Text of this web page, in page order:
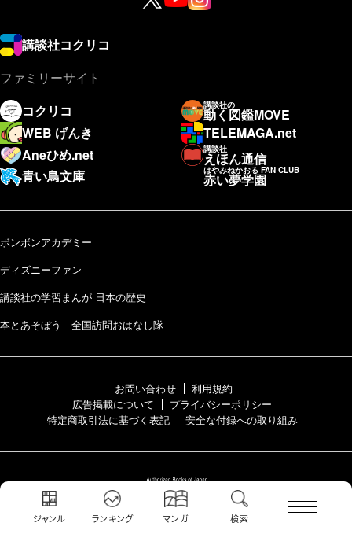
ジャンル ランキング マンガ 検索
講談社コクリコ
ファミリーサイト
コクリコ
講談社の
動く図鑑MOVE
WEB げんき
TELEMAGA.net
Aneひめ.net
講談社
えほん通信
青い鳥文庫
はやみねかおる FAN CLUB
赤い夢学園
ボンボンアカデミー
ディズニーファン
講談社の学習まんが 日本の歴史
本とあそぼう 全国訪問おはなし隊
お問い合わせ
利用規約
広告掲載について
プライバシーポリシー
特定商取引法に基づく表記
安全な付録への取り組み